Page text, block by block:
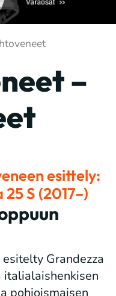
–
esittely:
S (2017–)
Grandezza
italialaishenkisen
pohjoismaisen